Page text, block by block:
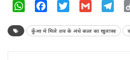
WhatsAppFacebookTwitter Gmail
कुँआ मे मिले शव के अंधे कत्ल का खुलासा